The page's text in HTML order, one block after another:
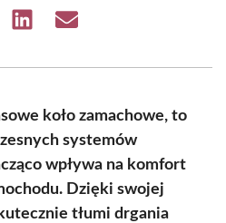
Share Share
koło zamachowe, to
systemów
wpływa na komfort
Dzięki swojej
tłumi drgania